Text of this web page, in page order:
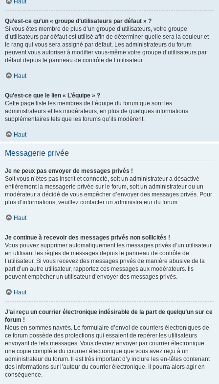
Haut
Qu’est-ce qu’un « groupe d’utilisateurs par défaut » ?
Si vous êtes membre de plus d’un groupe d’utilisateurs, votre groupe
d’utilisateurs par défaut est utilisé afin de déterminer quelle sera la couleur et
le rang qui vous sera assigné par défaut. Les administrateurs du forum
peuvent vous autoriser à modifier vous-même votre groupe d’utilisateurs par
défaut depuis le panneau de contrôle de l’utilisateur.
Haut
Qu’est-ce que le lien « L’équipe » ?
Cette page liste les membres de l’équipe du forum que sont les
administrateurs et les modérateurs, en plus de quelques informations
supplémentaires tels que les forums qu’ils modèrent.
Haut
Messagerie privée
Je ne peux pas envoyer de messages privés !
Soit vous n’êtes pas inscrit et connecté, soit un administrateur a désactivé
entièrement la messagerie privée sur le forum, soit un administrateur ou un
modérateur a décidé de vous empêcher d’envoyer des messages privés. Pour
plus d’informations, veuillez contacter un administrateur du forum.
Haut
Je continue à recevoir des messages privés non sollicités !
Vous pouvez supprimer automatiquement les messages privés d’un utilisateur
en utilisant les règles de messages depuis le panneau de contrôle de
l’utilisateur. Si vous recevez des messages privés de manière abusive de la
part d’un autre utilisateur, rapportez ces messages aux modérateurs. Ils
peuvent empêcher un utilisateur d’envoyer des messages privés.
Haut
J’ai reçu un courrier électronique indésirable de la part de quelqu’un sur ce
forum !
Nous en sommes navrés. Le formulaire d’envoi de courriers électroniques de
ce forum possède des protections qui essaient de repérer les utilisateurs
envoyant de tels messages. Vous devriez envoyer par courrier électronique
une copie complète du courrier électronique que vous avez reçu à un
administrateur du forum. Il est très important d’y inclure les en-têtes contenant
des informations sur l’auteur du courrier électronique. Il pourra alors agir en
conséquence.